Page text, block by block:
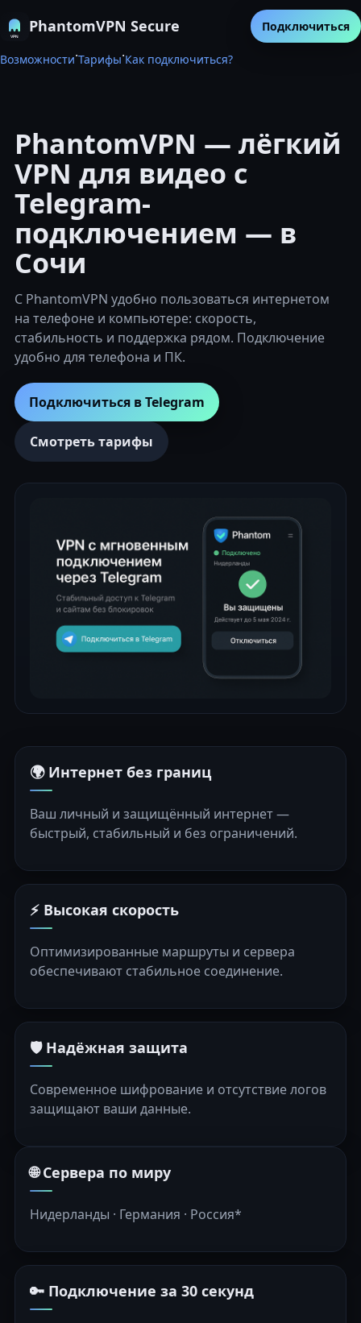
PhantomVPN Secure
Возможности·Тарифы·Как подключиться?
Подключиться
PhantomVPN — лёгкий
VPN для видео с
Telegram-
подключением — в
Сочи
С PhantomVPN удобно пользоваться интернетом
на телефоне и компьютере: скорость,
стабильность и поддержка рядом. Подключение
удобно для телефона и ПК.
Подключиться в Telegram
Смотреть тарифы
🌍 Интернет без границ
Ваш личный и защищённый интернет —
быстрый, стабильный и без ограничений.
⚡ Высокая скорость
Оптимизированные маршруты и сервера
обеспечивают стабильное соединение.
🛡️ Надёжная защита
Современное шифрование и отсутствие логов
защищают ваши данные.
🌐 Сервера по миру
Нидерланды · Германия · Россия*
🔑 Подключение за 30 секунд